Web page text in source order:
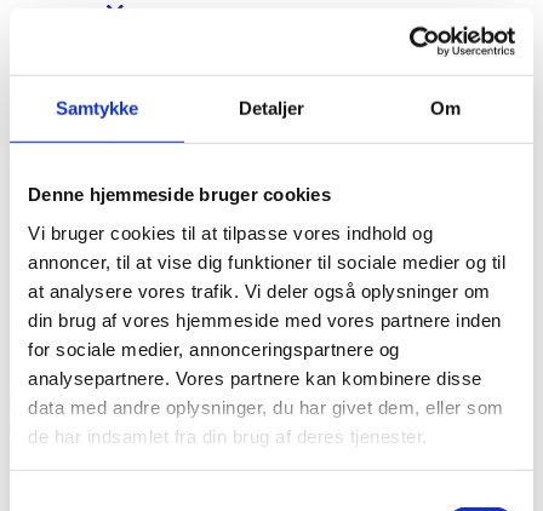
Samtykke Detaljer Om
Denne hjemmeside bruger cookies
Vi bruger cookies til at tilpasse vores indhold og
annoncer, til at vise dig funktioner til sociale medier og til
at analysere vores trafik. Vi deler også oplysninger om
din brug af vores hjemmeside med vores partnere inden
for sociale medier, annonceringspartnere og
analysepartnere. Vores partnere kan kombinere disse
data med andre oplysninger, du har givet dem, eller som
de har indsamlet fra din brug af deres tjenester.
Vores kernefortælling
Kære unge …
Kære forældre …
Vision og værdier
Love og rammer
Bestyrelsen
Caféen
Redskaber
Onboarding
Ledige stillinger
Kontakt
Profile Category:Forebyggelsesteamet